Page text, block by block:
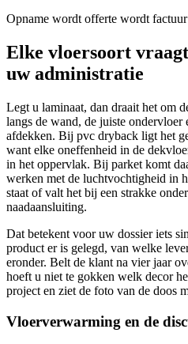
Opname wordt offerte wordt factuur
Elke vloersoort
uw administratie
Legt u laminaat, dan draait het om
langs de wand, de juiste ondervloer
afdekken. Bij pvc dryback ligt het
want elke oneffenheid in de
in het oppervlak. Bij parket komt
werken met de luchtvochtigheid in
staat of valt het bij een strakke
naadaansluiting.
Dat betekent voor uw dossier iets
product er is gelegd, van welke
eronder. Belt de klant na vier jaar
hoeft u niet te gokken welk decor
project en ziet de foto van de doos
Vloerverwarming en de